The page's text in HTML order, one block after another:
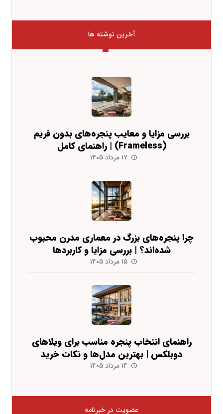
آخرین نوشته ها
بررسی مزایا و معایب پنجره‌های بدون فریم
(Frameless) | راهنمای کامل
۱۷ مرداد ۱۴۰۵
چرا پنجره‌های بزرگ در معماری مدرن محبوب
شده‌اند؟ | بررسی مزایا و کاربردها
۱۵ مرداد ۱۴۰۵
راهنمای انتخاب پنجره مناسب برای ویلاهای
دوبلکس | بهترین مدل‌ها و نکات خرید
۱۴ مرداد ۱۴۰۵
عضویت در خبرنامه